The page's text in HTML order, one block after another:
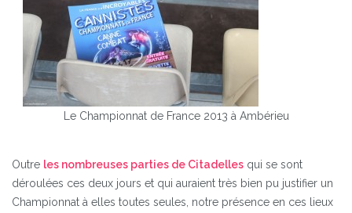
Le Championnat de France 2013 à Ambérieu
Outre les nombreuses parties de Citadelles qui se sont
déroulées ces deux jours et qui auraient très bien pu justifier un
Championnat à elles toutes seules, notre présence en ces lieux